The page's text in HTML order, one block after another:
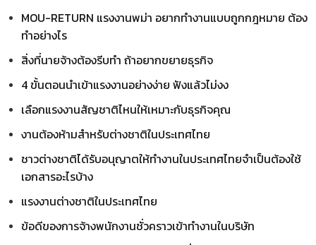
MOU-RETURN แรงงานพม่า อยากทำงานแบบถูกกฎหมาย ต้อง
ทำอย่างไร
สิ่งที่นายจ้างต้องรีบทำ ถ้าอยากขยายธุรกิจ
4 ขั้นตอนนำเข้าแรงงานอย่างง่าย ฟังแล้วไม่งง
เลือกแรงงานสัญชาติไหนให้เหมาะกับธุรกิจคุณ
งานต้องห้ามสำหรับต่างชาติในประเทศไทย​
ชาวต่างชาติได้รับอนุญาตให้ทำงานในประเทศไทยจำเป็นต้องใช้
เอกสารอะไรบ้าง
แรงงานต่างชาติในประเทศไทย​
ข้อดีของการจ้างพนักงานชั่วคราวเข้าทำงานในบริษัท